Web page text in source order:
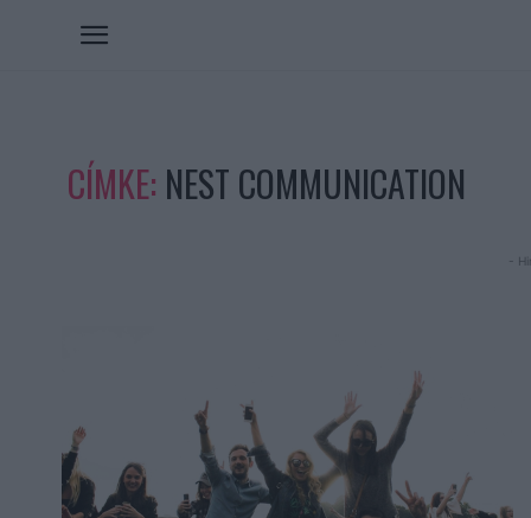
CÍMKE: NEST COMMUNICATION
-